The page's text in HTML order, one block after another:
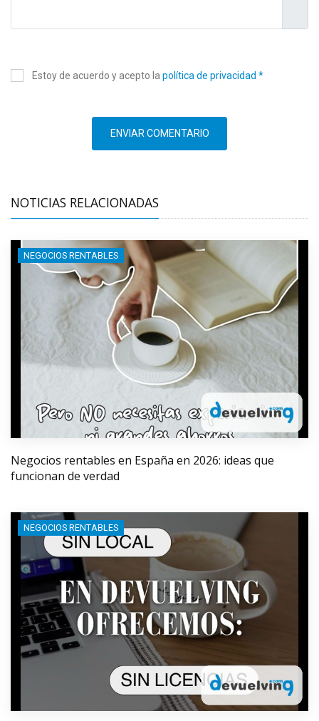
Estoy de acuerdo y acepto la política de privacidad *
ENVIAR COMENTARIO
NOTICIAS RELACIONADAS
NEGOCIOS RENTABLES
Negocios rentables en España en 2026: ideas que
funcionan de verdad
NEGOCIOS RENTABLES